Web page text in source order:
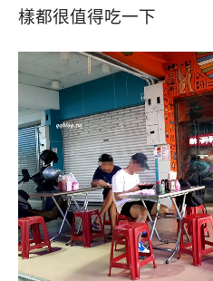
樣都很值得吃一下